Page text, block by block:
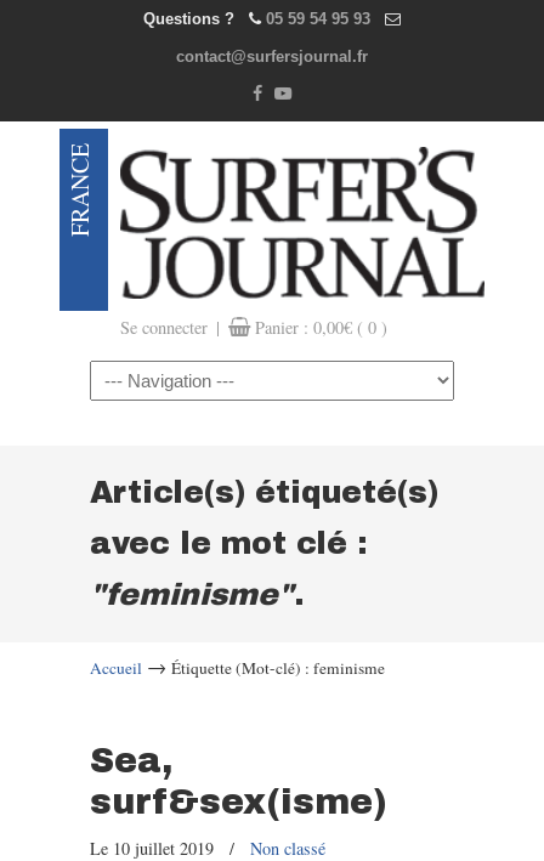
Questions ? 05 59 54 95 93
contact@surfersjournal.fr
Se connecter | Panier : 0,00€ ( 0 )
Navigation
Article(s) étiqueté(s)
avec le mot clé :
"feminisme".
Accueil → Étiquette (Mot-clé) : feminisme
Sea,
surf&sex(isme)
Le 10 juillet 2019 / Non classé